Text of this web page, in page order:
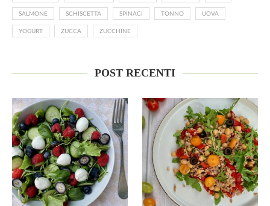
SALMONE SCHISCETTA SPINACI TONNO UOVA
YOGURT ZUCCA ZUCCHINE
POST RECENTI